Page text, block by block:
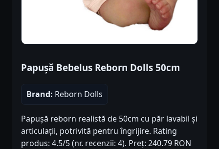
Papușă Bebelus Reborn Dolls 50cm
Brand: Reborn Dolls
Papușă reborn realistă de 50cm cu păr lavabil și
articulații, potrivită pentru îngrijire. Rating
produs: 4.5/5 (nr. recenzii: 4). Preț: 240.79 RON